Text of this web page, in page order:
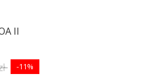
II
-11%